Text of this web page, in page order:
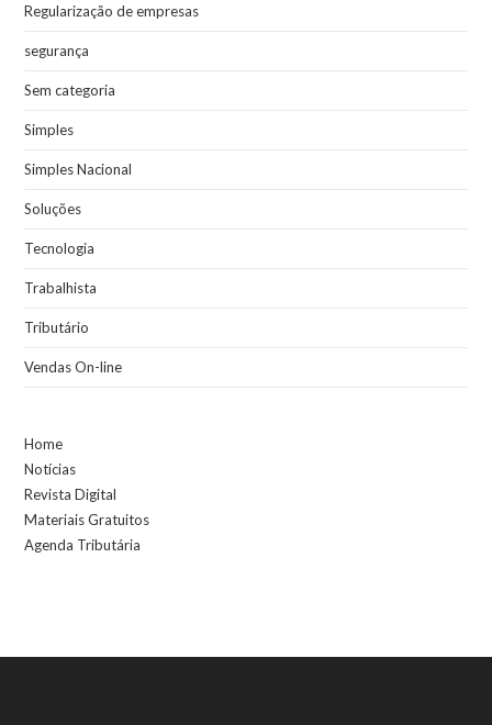
Regularização de empresas
segurança
Sem categoria
Simples
Simples Nacional
Soluções
Tecnologia
Trabalhista
Tributário
Vendas On-line
Home
Notícias
Revista Digital
Materiais Gratuitos
Agenda Tributária